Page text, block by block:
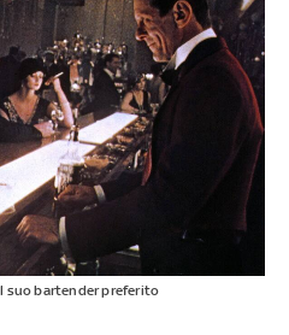
suo bartender preferito